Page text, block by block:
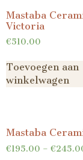
Mastaba
Victoria
€510.00
Toevoegen aan
winkelwagen
Mastaba
€195.00 – €